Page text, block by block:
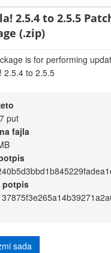
2.5.4 to 2.5.5
(.zip)
is for performing
2.5.4 to 2.5.5
put
fajla
potpis
sada